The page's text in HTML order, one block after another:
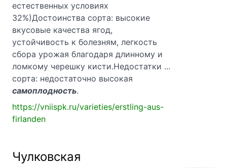
естественных условиях
32%)Достоинства сорта: высокие
вкусовые качества ягод,
устойчивость к болезням, легкость
сбора урожая благодаря длинному и
ломкому черешку кисти.Недостатки ...
сорта: недостаточно высокая
самоплодность.
https://vniispk.ru/varieties/erstling-aus-
firlanden
Чулковская